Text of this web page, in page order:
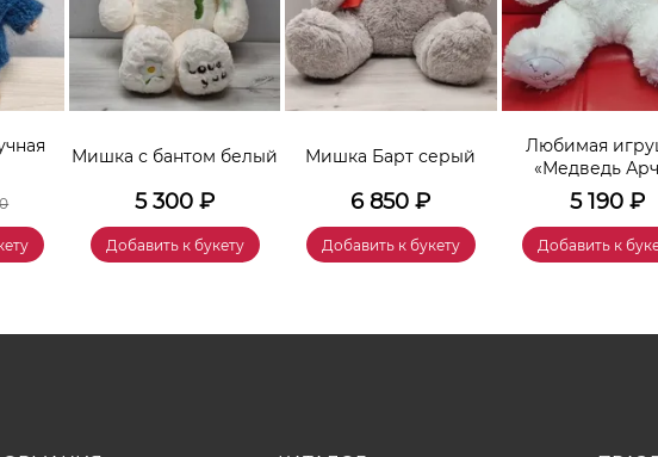
Мишка с бантом белый
5 300 ₽
Добавить к букету
Мишка Барт серый
6 850 ₽
Добавить к букету
Любимая
«Медведь
5 190₽
Добавить к